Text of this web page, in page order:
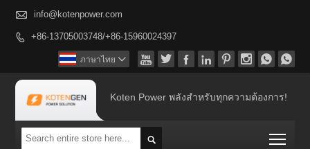
 info@kotenpower.com
 +86-13705003748/+86-15960024397
       
ภาษาไทย 
Koten Power พลังสำหรับทุกความต้องการ!
